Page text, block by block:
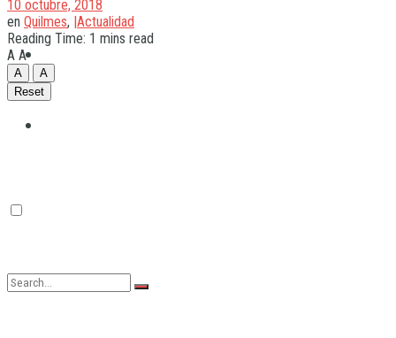
10 octubre, 2018
en Quilmes, |Actualidad
Reading Time: 1 mins read
A A
A
A
Reset